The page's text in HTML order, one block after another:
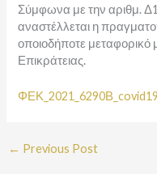
Σύμφωνα με την αριθμ.
αναστέλλεται η
οποιοδήποτε μεταφορικό
Επικράτειας.
ΦΕΚ_2021_6290Β_covid19_
← Previous Post